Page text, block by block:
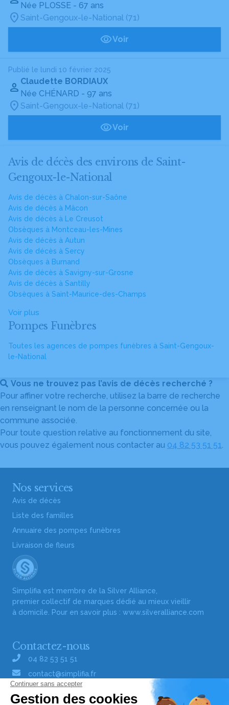
Née PLOSSE - 67 ans
Saint-Gengoux-le-National (71)
Voir
Publié le lundi 10 février 2025
Claudette BORDIAUX
Née CHÉNARD - 97 ans
Saint-Gengoux-le-National (71)
Voir
Avis de décès des environs de Saint-
Gengoux-le-National
Avis de décès à Chalon-sur-Saône
Avis de décès à Mâcon
Avis de décès à Le Creusot
Obsèques à Montceau-les-Mines
Avis de décès à Autun
Avis de décès à Sercy
Obsèques à Burnand
Avis de décès à Savigny-sur-Grosne
Avis de décès à Santilly
Obsèques à Saint-Maurice-des-Champs
Voir plus
Pompes Funèbres
Toutes les agences de pompes funèbres à Saint-Gengoux-
le-National
Vous ne trouvez pas l’avis de décès recherché ?
Pour affiner votre recherche, utilisez la barre de recherche
en renseignant le nom de la personne concernée ou la
commune associée.
Pour toute question relative au fonctionnement du site,
vous pouvez également nous contacter au 04 82 53 51 51.
Nos services
Avis de décès
Liste des familles
Annuaire des pompes funèbres
Livraison de fleurs
Simplifia est membre de la Silver Alliance,
premier collectif de marques dédié au mieux vieillir
à domicile. Pour en savoir plus : www.silveralliance.com
Contactez-nous
04 82 53 51 51
contact@simplifia.fr